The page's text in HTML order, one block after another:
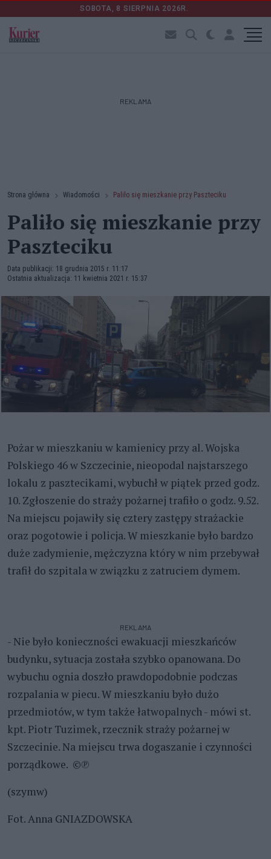
SOBOTA, 8 SIERPNIA 2026R.
REKLAMA
Strona główna Wiadomości Paliło się mieszkanie przy Paszteciku
Paliło się mieszkanie przy
Paszteciku
Data publikacji: 18 grudnia 2015 r. 11:17
Ostatnia aktualizacja: 11 kwietnia 2021 r. 15:37
Pożar w mieszkaniu w kamienicy przy al. Wojska
Polskiego 46 w Szczecinie, nieopodal najstarszego
lokalu z pasztecikami, wybuchł w piątek przed godz.
10. Zgłoszenie do straży pożarnej trafiło o godz. 9.52.
Na miejscu pojawiły się cztery zastępy strażackie
oraz pogotowie i policja. W mieszkanie było bardzo
duże zadymienie, mężczyzna który w nim przebywał
trafił do szpitala w związku z zatruciem dymem.
REKLAMA
- Nie było konieczności ewakuacji mieszkańców
budynku, sytuacja została szybko opanowana. Do
wybuchu ognia doszło prawdopodobnie podczas
rozpalania w piecu. W mieszkaniu było dużo
przedmiotów, w tym także łatwopalnych - mówi st.
kpt. Piotr Tuzimek, rzecznik straży pożarnej w
Szczecinie. Na miejscu trwa dogaszanie i czynności
porządkowe. ©℗
(szymw)
Fot. Anna GNIAZDOWSKA